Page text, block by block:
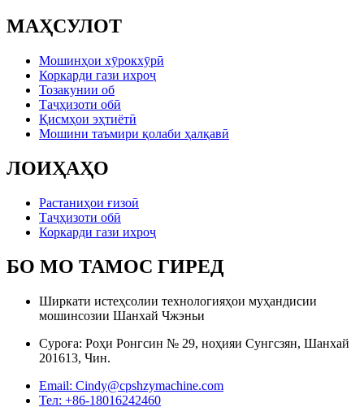
МАҲСУЛОТ
Мошинҳои хӯрокхӯрӣ
Коркарди гази ихроҷ
Тозакунии об
Таҷҳизоти обӣ
Қисмҳои эҳтиётӣ
Мошини таъмири қолаби ҳалқавӣ
ЛОИҲАҲО
Растаниҳои ғизоӣ
Таҷҳизоти обӣ
Коркарди гази ихроҷ
БО МО ТАМОС ГИРЕД
Ширкати истеҳсолии технологияҳои муҳандисии
мошинсозии Шанхай Чжэньи
Суроға: Роҳи Ронгсин № 29, ноҳияи Сунгсзян, Шанхай
201613, Чин.
Email: Cindy@cpshzymachine.com
Тел: +86-18016242460